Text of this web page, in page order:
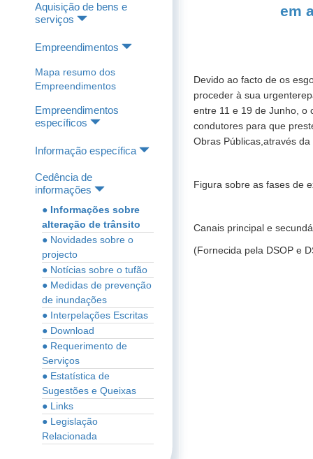
Aquisição de bens e
serviços
Empreendimentos
Mapa resumo dos
Empreendimentos
Empreendimentos
específicos
Informação específica
Cedência de
informações
● Informações sobre
alteração de trânsito
● Novidades sobre o
projecto
● Notícias sobre o tufão
● Medidas de prevenção
de inundações
● Interpelações Escritas
● Download
● Requerimento de
Serviços
● Estatística de
Sugestões e Queixas
● Links
● Legislação
Relacionada
em
Devido ao facto de os
proceder à sua
entre 11 e 19 de Junho, o
condutores para que
Obras Públicas,através
Figura sobre as fases de
Canais principal e
(Fornecida pela DSOP e